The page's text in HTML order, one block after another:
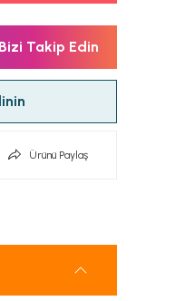
Takip Edin
Ürünü Paylaş